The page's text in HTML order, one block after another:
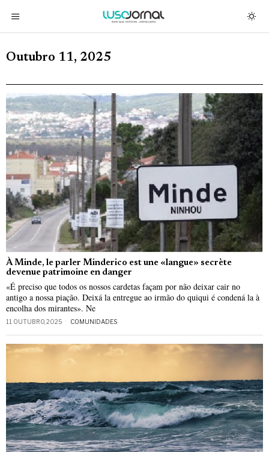
Outubro 11, 2025
À Minde, le parler Minderico est une «langue» secrète
devenue patrimoine en danger
«É preciso que todos os nossos cardetas façam por não deixar cair no
antigo a nossa piação. Deixá la entregue ao irmão do quiqui é condená la à
encolha dos mirantes». Ne
11 OUTUBRO, 2025 COMUNIDADES